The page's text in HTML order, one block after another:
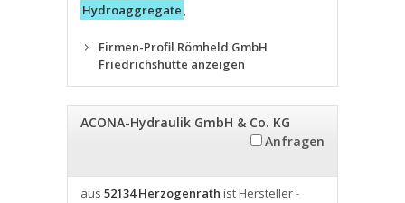
Hydroaggregate ,
Firmen-Profil Römheld GmbH
Friedrichshütte anzeigen
ACONA-Hydraulik GmbH & Co. KG
Anfragen
aus 52134 Herzogenrath ist Hersteller -